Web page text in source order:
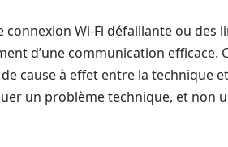
Wi-Fi défaillante ou des
d’une communication efficace.
cause à effet entre la technique
un problème technique, et non